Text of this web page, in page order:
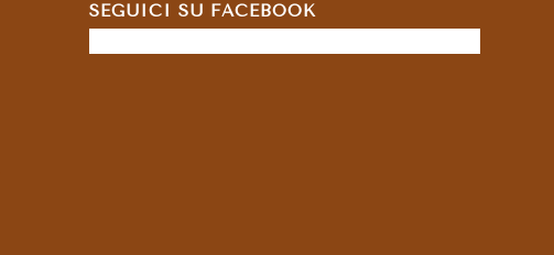
SEGUICI SU FACEBOOK